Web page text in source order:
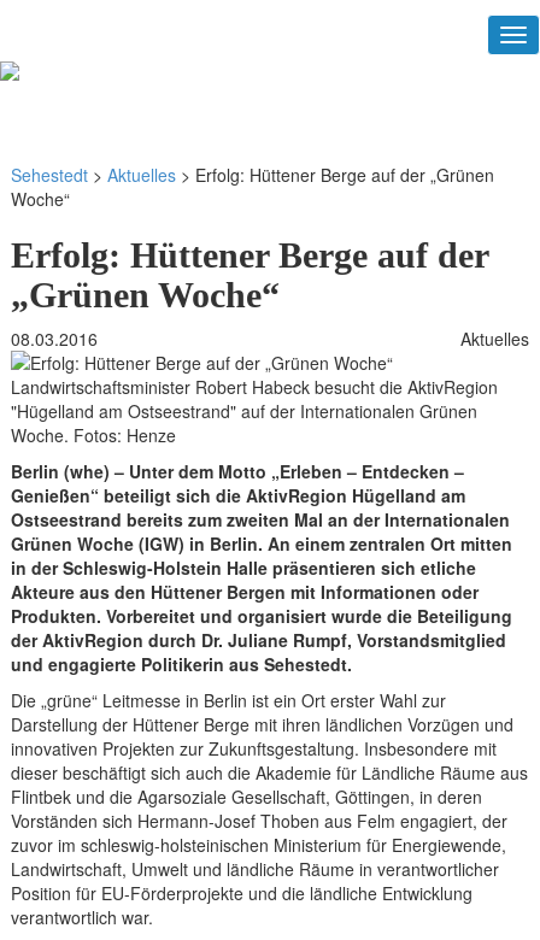
Sehestedt > Aktuelles > Erfolg: Hüttener Berge auf der „Grünen
Woche“
Erfolg: Hüttener Berge auf der
„Grünen Woche“
08.03.2016
Aktuelles
Landwirtschaftsminister Robert Habeck besucht die AktivRegion
"Hügelland am Ostseestrand" auf der Internationalen Grünen
Woche. Fotos: Henze
Berlin (whe) – Unter dem Motto „Erleben – Entdecken –
Genießen“ beteiligt sich die AktivRegion Hügelland am
Ostseestrand bereits zum zweiten Mal an der Internationalen
Grünen Woche (IGW) in Berlin. An einem zentralen Ort mitten
in der Schleswig-Holstein Halle präsentieren sich etliche
Akteure aus den Hüttener Bergen mit Informationen oder
Produkten. Vorbereitet und organisiert wurde die Beteiligung
der AktivRegion durch Dr. Juliane Rumpf, Vorstandsmitglied
und engagierte Politikerin aus Sehestedt.
Die „grüne“ Leitmesse in Berlin ist ein Ort erster Wahl zur
Darstellung der Hüttener Berge mit ihren ländlichen Vorzügen und
innovativen Projekten zur Zukunftsgestaltung. Insbesondere mit
dieser beschäftigt sich auch die Akademie für Ländliche Räume aus
Flintbek und die Agarsoziale Gesellschaft, Göttingen, in deren
Vorständen sich Hermann-Josef Thoben aus Felm engagiert, der
zuvor im schleswig-holsteinischen Ministerium für Energiewende,
Landwirtschaft, Umwelt und ländliche Räume in verantwortlicher
Position für EU-Förderprojekte und die ländliche Entwicklung
verantwortlich war.